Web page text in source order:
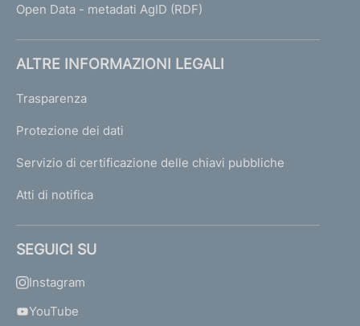
Open Data - metadati AgID (RDF)
ALTRE INFORMAZIONI LEGALI
Trasparenza
Protezione dei dati
Servizio di certificazione delle chiavi pubbliche
Atti di notifica
SEGUICI SU
Instagram
YouTube